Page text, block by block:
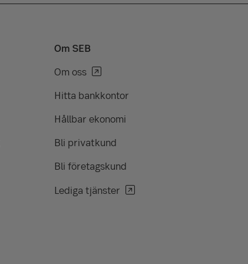
Om SEB
Om oss
Hitta bankkontor
Hållbar ekonomi
Bli privatkund
Bli företagskund
Lediga tjänster